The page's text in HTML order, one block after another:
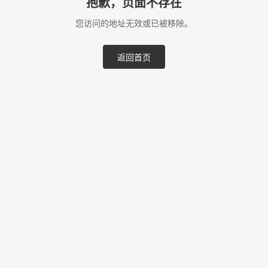
抱歉，页面不存在
您访问的地址无效或已被移除。
返回首页